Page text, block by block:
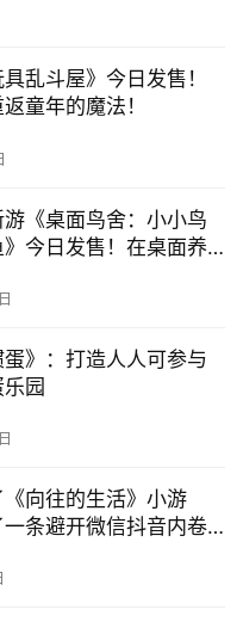
具乱斗屋》今日发售！
童年的魔法！
《桌面鸟舍：小小鸟
今日发售！在桌面养
蛋》：打造人人可参与
园
向往的生活》小游
条避开微信抖音内卷